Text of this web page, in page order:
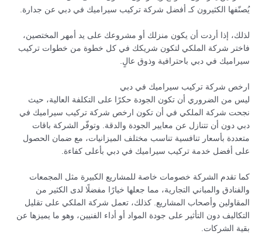
يُصنّفها الكثيرون كـ أفضل شركة تركيب سيراميك في دبي عن جدارة.
لذلك، إذا أردت أن يكون منزلك أو مشروعك على يد أمهر المختصين،
فاختر شركة الملكي لتكون شريكك في كل خطوة من خطوات تركيب
سيراميك في دبي باحترافية وذوق عالٍ.
ارخص شركة تركيب سيراميك في دبي
ليس من الضروري أن تكون الجودة حكرًا على التكلفة العالية، حيث
نجحت شركة الملكي في أن تكون ارخص شركة تركيب سيراميك في
دبي دون أن تتنازل عن معايير الجودة والدقة. وتوفّر الشركة باقات
متعددة بأسعار تنافسية تناسب مختلف الميزانيات، مع ضمان الحصول
على أفضل خدمة تركيب سيراميك في دبي بأعلى كفاءة.
كما تقدم الشركة خصومات خاصة للمشاريع الكبيرة مثل المجمعات
والفنادق والمباني التجارية، مما جعلها خيارًا مفضلًا لدى الكثير من
المقاولين وأصحاب المشاريع. كذلك، تعمل شركة الملكي على تقليل
التكاليف دون التأثير على جودة المواد أو أداء الفنيين، وهو ما يميزها عن
بقية الشركات.